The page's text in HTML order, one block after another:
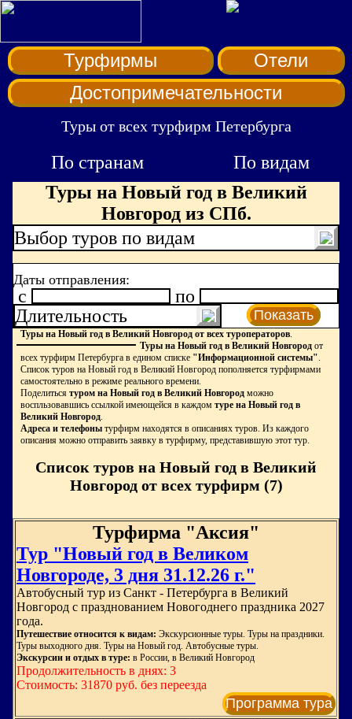
Турфирмы
Отели
Достопримечательности
Туры от всех турфирм Петербурга
По странам
По видам
Туры на Новый год в Великий
Новгород из СПб.
Выбор туров по видам
Даты отправления:
c
по
Длительность
Показать
Туры на Новый год в Великий Новгород от всех туроператоров.
Туры на Новый год в Великий Новгород от
всех турфирм Петербурга в едином списке "Информационной системы".
Список туров на Новый год в Великий Новгород пополняется турфирмами
самостоятельно в режиме реального времени.
Поделиться туром на Новый год в Великий Новгород можно
воспльзовавшись ссылкой имеющейся в каждом туре на Новый год в
Великий Новгород.
Адреса и телефоны турфирм находятся в описаниях туров. Из каждого
описания можно отправить заявку в турфирму, представившую этот тур.
Список туров на Новый год в Великий
Новгород от всех турфирм (7)
Турфирма "Аксия"
Тур "Новый год в Великом
Новгороде, 3 дня 31.12.26 г."
Автобусный тур из Санкт - Петербурга в Великий
Новгород с празднованием Новогоднего праздника 2027
года.
Путешествие относится к видам: Экскурсионные туры. Туры на праздники.
Туры выходного дня. Туры на Новый год. Автобусные туры.
Экскурсии и отдых в туре: в России, в Великий Новгород
Продолжительность в днях: 3
Стоимость: 31870 руб. без переезда
Программа тура